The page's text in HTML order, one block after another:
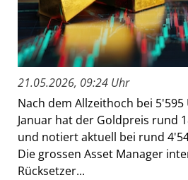
21.05.2026, 09:24 Uhr
Nach dem Allzeithoch bei 5'595
Januar hat der Goldpreis rund
und notiert aktuell bei rund
Die grossen Asset Manager
Rücksetzer...